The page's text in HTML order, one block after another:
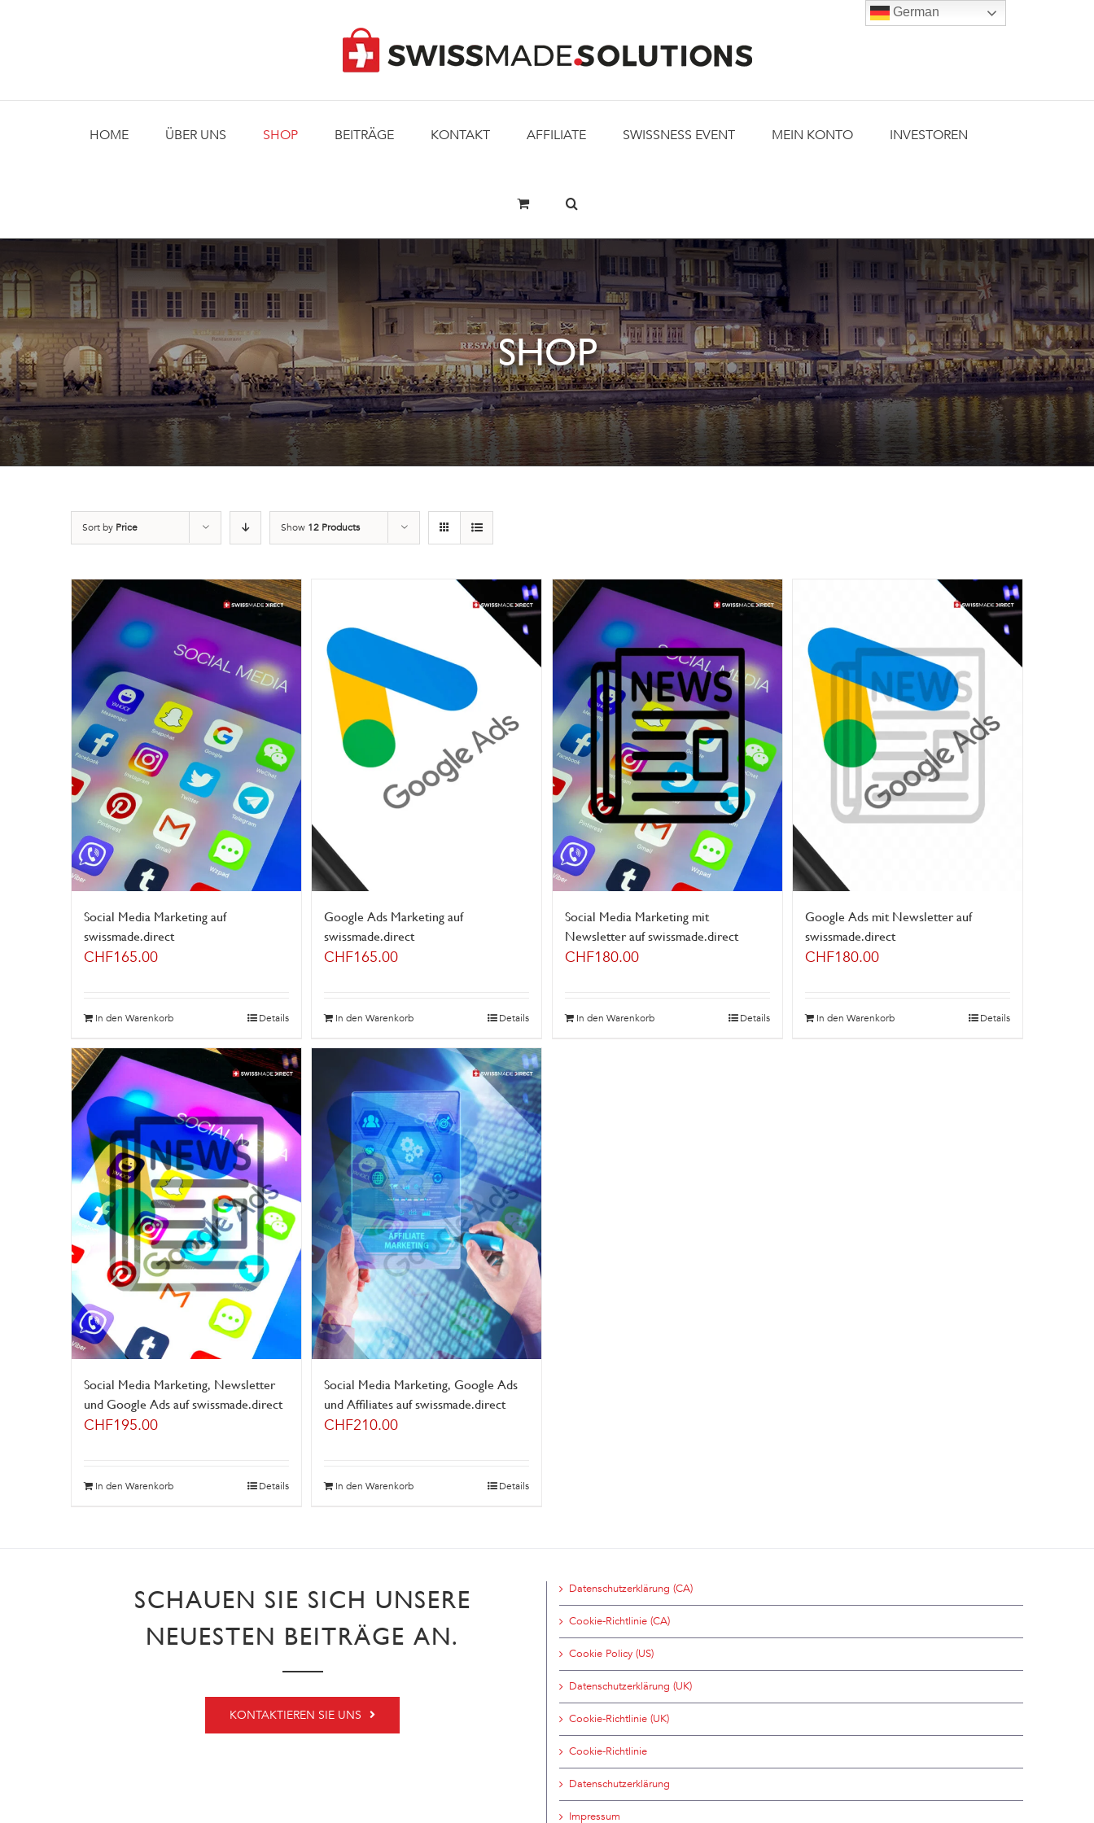
HOME ÜBER UNS SHOP BEITRÄGE KONTAKT AFFILIATE SWISSNESS EVENT MEIN KONTO INVESTOREN
SHOP
Sort by Price Show 12 Products
Social Media Marketing auf
swissmade.direct
CHF165.00
In den Warenkorb Details
Google Ads Marketing auf
swissmade.direct
CHF165.00
In den Warenkorb Details
Social Media Marketing mit
Newsletter auf swissmade.direct
CHF180.00
In den Warenkorb Details
Google Ads mit Newsletter auf
swissmade.direct
CHF180.00
In den Warenkorb Details
Social Media Marketing, Newsletter
und Google Ads auf swissmade.direct
CHF195.00
In den Warenkorb Details
Social Media Marketing, Google Ads
und Affiliates auf swissmade.direct
CHF210.00
In den Warenkorb Details
SCHAUEN SIE SICH UNSERE
NEUESTEN BEITRÄGE AN.
KONTAKTIEREN SIE UNS
Datenschutzerklärung (CA)
Cookie-Richtlinie (CA)
Cookie Policy (US)
Datenschutzerklärung (UK)
Cookie-Richtlinie (UK)
Cookie-Richtlinie
Datenschutzerklärung
Impressum
German